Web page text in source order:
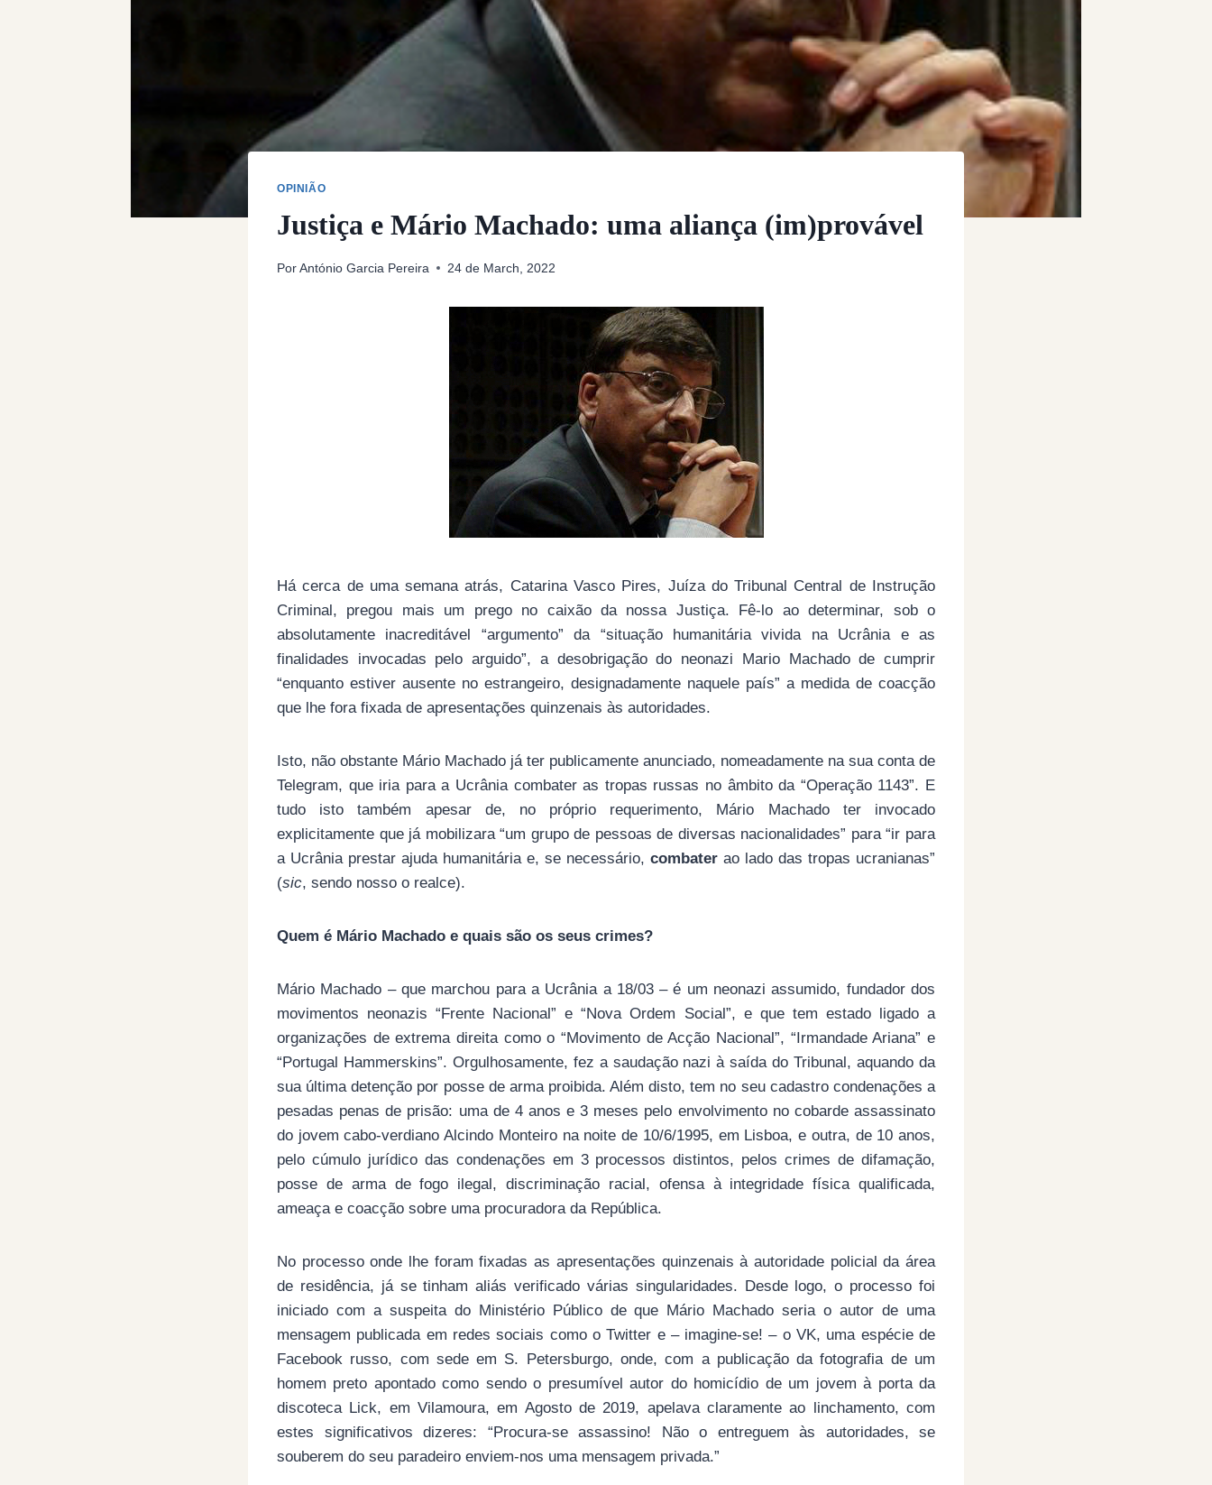
OPINIÃO
Justiça e Mário Machado: uma aliança (im)provável
Por António Garcia Pereira 24 de March, 2022
Há cerca de uma semana atrás, Catarina Vasco Pires, Juíza do Tribunal Central de Instrução
Criminal, pregou mais um prego no caixão da nossa Justiça. Fê-lo ao determinar, sob o
absolutamente inacreditável “argumento” da “situação humanitária vivida na Ucrânia e as
finalidades invocadas pelo arguido”, a desobrigação do neonazi Mario Machado de cumprir
“enquanto estiver ausente no estrangeiro, designadamente naquele país” a medida de coacção
que lhe fora fixada de apresentações quinzenais às autoridades.
Isto, não obstante Mário Machado já ter publicamente anunciado, nomeadamente na sua conta de
Telegram, que iria para a Ucrânia combater as tropas russas no âmbito da “Operação 1143”. E
tudo isto também apesar de, no próprio requerimento, Mário Machado ter invocado
explicitamente que já mobilizara “um grupo de pessoas de diversas nacionalidades” para “ir para
a Ucrânia prestar ajuda humanitária e, se necessário, combater ao lado das tropas ucranianas”
(sic, sendo nosso o realce).
Quem é Mário Machado e quais são os seus crimes?
Mário Machado – que marchou para a Ucrânia a 18/03 – é um neonazi assumido, fundador dos
movimentos neonazis “Frente Nacional” e “Nova Ordem Social”, e que tem estado ligado a
organizações de extrema direita como o “Movimento de Acção Nacional”, “Irmandade Ariana” e
“Portugal Hammerskins”. Orgulhosamente, fez a saudação nazi à saída do Tribunal, aquando da
sua última detenção por posse de arma proibida. Além disto, tem no seu cadastro condenações a
pesadas penas de prisão: uma de 4 anos e 3 meses pelo envolvimento no cobarde assassinato
do jovem cabo-verdiano Alcindo Monteiro na noite de 10/6/1995, em Lisboa, e outra, de 10 anos,
pelo cúmulo jurídico das condenações em 3 processos distintos, pelos crimes de difamação,
posse de arma de fogo ilegal, discriminação racial, ofensa à integridade física qualificada,
ameaça e coacção sobre uma procuradora da República.
No processo onde lhe foram fixadas as apresentações quinzenais à autoridade policial da área
de residência, já se tinham aliás verificado várias singularidades. Desde logo, o processo foi
iniciado com a suspeita do Ministério Público de que Mário Machado seria o autor de uma
mensagem publicada em redes sociais como o Twitter e – imagine-se! – o VK, uma espécie de
Facebook russo, com sede em S. Petersburgo, onde, com a publicação da fotografia de um
homem preto apontado como sendo o presumível autor do homicídio de um jovem à porta da
discoteca Lick, em Vilamoura, em Agosto de 2019, apelava claramente ao linchamento, com
estes significativos dizeres: “Procura-se assassino! Não o entreguem às autoridades, se
souberem do seu paradeiro enviem-nos uma mensagem privada.”